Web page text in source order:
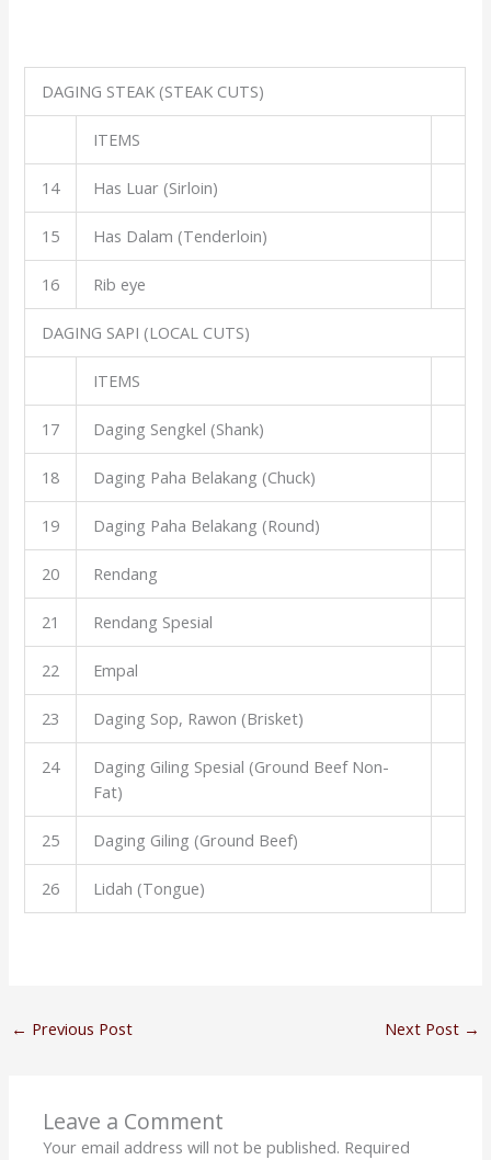
DAGING STEAK (STEAK CUTS)
ITEMS
14 Has Luar (Sirloin)
15 Has Dalam (Tenderloin)
16 Rib eye
DAGING SAPI (LOCAL CUTS)
ITEMS
17 Daging Sengkel (Shank)
18 Daging Paha Belakang (Chuck)
19 Daging Paha Belakang (Round)
20 Rendang
21 Rendang Spesial
22 Empal
23 Daging Sop, Rawon (Brisket)
24
Daging Giling Spesial (Ground Beef Non-
Fat)
25 Daging Giling (Ground Beef)
26 Lidah (Tongue)
← Previous Post Next Post →
Leave a Comment
Your email address will not be published. Required